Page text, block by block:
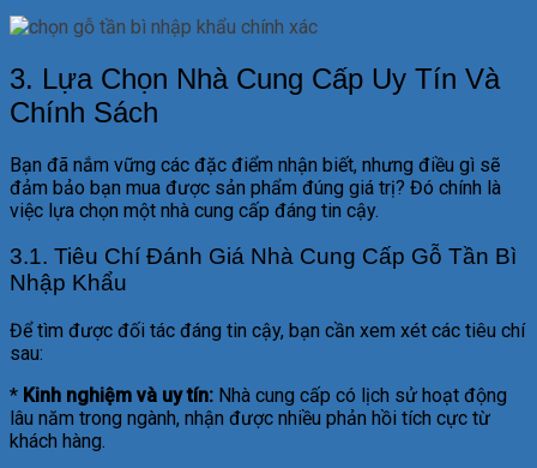
3. Lựa Chọn Nhà Cung Cấp Uy Tín Và
Chính Sách
Bạn đã nắm vững các đặc điểm nhận biết, nhưng điều gì sẽ
đảm bảo bạn mua được sản phẩm đúng giá trị? Đó chính là
việc lựa chọn một nhà cung cấp đáng tin cậy.
3.1. Tiêu Chí Đánh Giá Nhà Cung Cấp Gỗ Tần Bì
Nhập Khẩu
Để tìm được đối tác đáng tin cậy, bạn cần xem xét các tiêu chí
sau:
* Kinh nghiệm và uy tín: Nhà cung cấp có lịch sử hoạt động
lâu năm trong ngành, nhận được nhiều phản hồi tích cực từ
khách hàng.